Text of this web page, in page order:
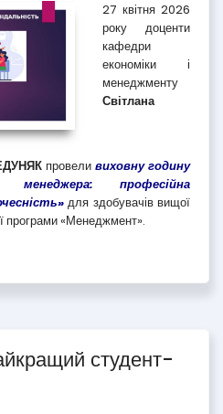
27 квітня 2026
року доценти
кафедри
економіки і
менеджменту
Світлана
провели виховну годину
професійна
для здобувачів вищої
програми «Менеджмент».
студент-